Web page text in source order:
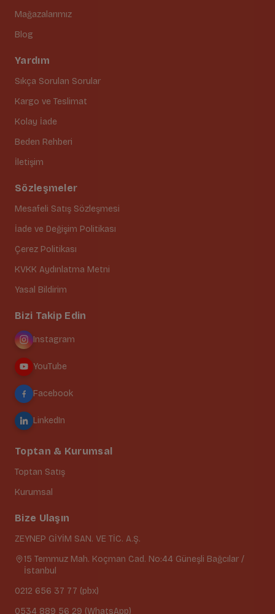
Mağazalarımız
Blog
Yardım
Sıkça Sorulan Sorular
Kargo ve Teslimat
Kolay İade
Beden Rehberi
İletişim
Sözleşmeler
Mesafeli Satış Sözleşmesi
İade ve Değişim Politikası
Çerez Politikası
KVKK Aydınlatma Metni
Yasal Bildirim
Bizi Takip Edin
Instagram
YouTube
Facebook
LinkedIn
Toptan & Kurumsal
Toptan Satış
Kurumsal
Bize Ulaşın
ZEYNEP GİYİM SAN. VE TİC. A.Ş.
15 Temmuz Mah. Koçman Cad. No:44 Güneşli Bağcılar /
İstanbul
0212 656 37 77 (pbx)
0534 889 56 29 (WhatsApp)